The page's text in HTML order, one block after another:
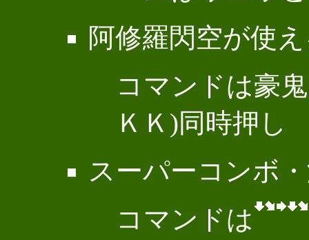
阿修羅閃空が使
コマンドは豪
ＫＫ)同時押し
スーパーコンボ
コマンドは